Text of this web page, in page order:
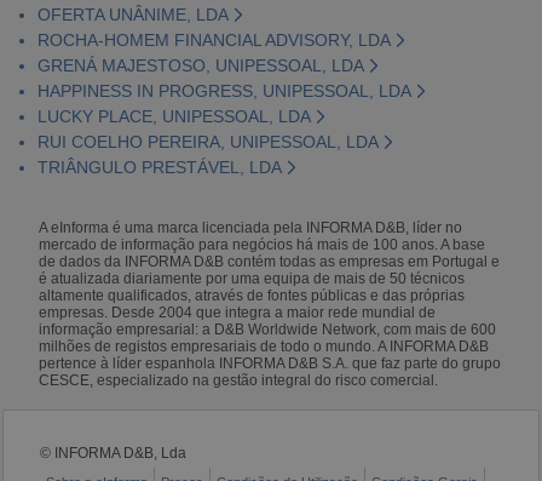
OFERTA UNÂNIME, LDA
ROCHA-HOMEM FINANCIAL ADVISORY, LDA
GRENÁ MAJESTOSO, UNIPESSOAL, LDA
HAPPINESS IN PROGRESS, UNIPESSOAL, LDA
LUCKY PLACE, UNIPESSOAL, LDA
RUI COELHO PEREIRA, UNIPESSOAL, LDA
TRIÂNGULO PRESTÁVEL, LDA
A eInforma é uma marca licenciada pela INFORMA D&B, líder no
mercado de informação para negócios há mais de 100 anos. A base
de dados da INFORMA D&B contém todas as empresas em Portugal e
é atualizada diariamente por uma equipa de mais de 50 técnicos
altamente qualificados, através de fontes públicas e das próprias
empresas. Desde 2004 que integra a maior rede mundial de
informação empresarial: a D&B Worldwide Network, com mais de 600
milhões de registos empresariais de todo o mundo. A INFORMA D&B
pertence à líder espanhola INFORMA D&B S.A. que faz parte do grupo
CESCE, especializado na gestão integral do risco comercial.
© INFORMA D&B, Lda